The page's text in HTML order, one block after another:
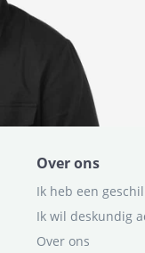
Over ons
Ik heb een geschil
Ik wil deskundig
Over ons